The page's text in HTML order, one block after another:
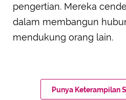
pengertian. Mereka
dalam membangun
mendukung orang lain.
Punya Keterampilan